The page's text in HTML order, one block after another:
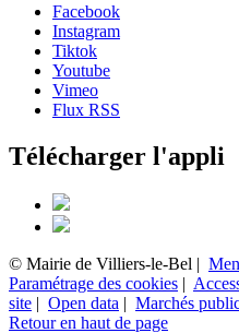
Facebook
Instagram
Tiktok
Youtube
Vimeo
Flux RSS
Télécharger l'appli
© Mairie de Villiers-le-Bel |
Paramétrage des cookies |
site | Open data | Marchés
Retour en haut de page